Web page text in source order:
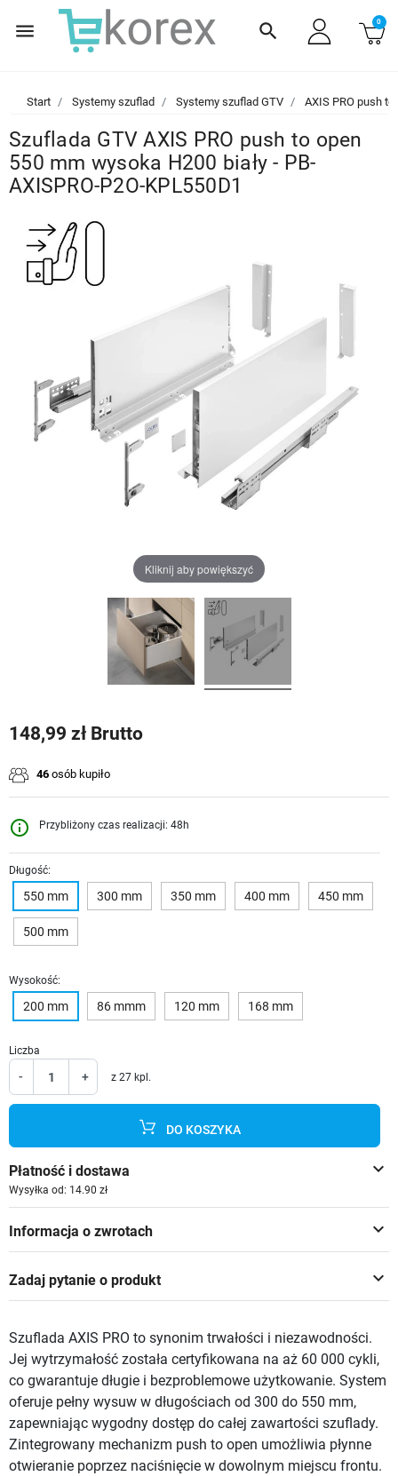
menu search 0
Start Systemy szuflad Systemy szuflad GTV AXIS PRO push to
Szuflada GTV AXIS PRO push to open
550 mm wysoka H200 biały - PB-
AXISPRO-P2O-KPL550D1
Kliknij aby powiększyć
148,99 zł Brutto
46 osób kupiło
info_outline Przybliżony czas realizacji: 48h
Długość:
550 mm 300 mm 350 mm 400 mm 450 mm
500 mm
Wysokość:
200 mm 86 mmm 120 mm 168 mm
Liczba
- + z 27 kpl.
DO KOSZYKA
keyboard_arrow_down
Płatność i dostawa
Wysyłka od: 14.90 zł
keyboard_arrow_down
Informacja o zwrotach
keyboard_arrow_down
Zadaj pytanie o produkt
Szuflada AXIS PRO to synonim trwałości i niezawodności.
Jej wytrzymałość została certyfikowana na aż 60 000 cykli,
co gwarantuje długie i bezproblemowe użytkowanie. System
oferuje pełny wysuw w długościach od 300 do 550 mm,
zapewniając wygodny dostęp do całej zawartości szuflady.
Zintegrowany mechanizm push to open umożliwia płynne
otwieranie poprzez naciśnięcie w dowolnym miejscu frontu.